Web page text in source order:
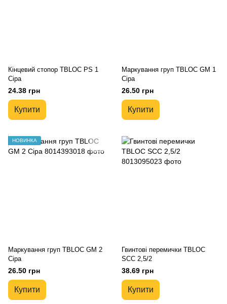
Кінцевий стопор TBLOC PS 1
Сіра
24.38 грн
Купити
Маркування груп TBLOC GM 1
Сіра
26.50 грн
Купити
НОВИНКА
Маркування груп TBLOC GM 2
Сіра
26.50 грн
Купити
Гвинтові перемички TBLOC
SCC 2,5/2
38.69 грн
Купити